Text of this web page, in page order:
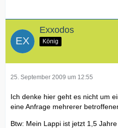
Exxodos
König
25. September 2009 um 12:55
Ich denke hier geht es nicht um
eine Anfrage mehrerer
Btw: Mein Lappi ist jetzt 1,5